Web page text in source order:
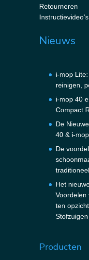
Retourneren
Nieuws
i-mop
reinigen,
i-mop 40
Compact
De
40 & i-
De
Het
Voordelen
ten
Stofzuigen
Producten